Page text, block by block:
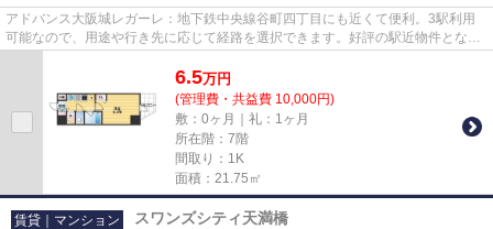
アドバンス大阪城レガーレ：地下鉄中央線谷町四丁目にも近くて便利。3駅利用
可能なので、用途や行き先に応じて経路を選択できます。好評の駅近物件となっ
6.5万円
(管理費・共益費 10,000円)
敷：0ヶ月｜礼：1ヶ月
所在階：7階
間取り：1K
面積：21.75㎡
賃貸｜マンション スワンズシティ天満橋